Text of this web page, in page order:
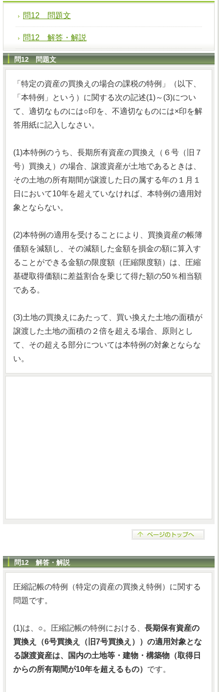
問12 問題文
問12 解答・解説
問12 問題文
「特定の資産の買換えの場合の課税の特例」（以下、
「本特例」という）に関する次の記述(1)～(3)につい
て、適切なものには○印を、不適切なものには×印を解
答用紙に記入しなさい。
(1)本特例のうち、長期所有資産の買換え（６号（旧７
号）買換え）の場合、譲渡資産が土地であるときは、
その土地の所有期間が譲渡した日の属する年の１月１
日において10年を超えていなければ、本特例の適用対
象とならない。
(2)本特例の適用を受けることにより、買換資産の帳簿
価額を減額し、その減額した金額を損金の額に算入す
ることができる金額の限度額（圧縮限度額）は、圧縮
基礎取得価額に差益割合を乗じて得た額の50％相当額
である。
(3)土地の買換えにあたって、買い換えた土地の面積が
譲渡した土地の面積の２倍を超える場合、原則とし
て、その超える部分については本特例の対象とならな
い。
問12 解答・解説
圧縮記帳の特例（特定の資産の買換え特例）に関する
問題です。
(1)は、○。圧縮記帳の特例における、 長期保有資産の
買換え（6号買換え（旧7号買換え））の適用対象とな
る譲渡資産は、国内の土地等・建物・構築物（取得日
からの所有期間が10年を超えるもの） です。